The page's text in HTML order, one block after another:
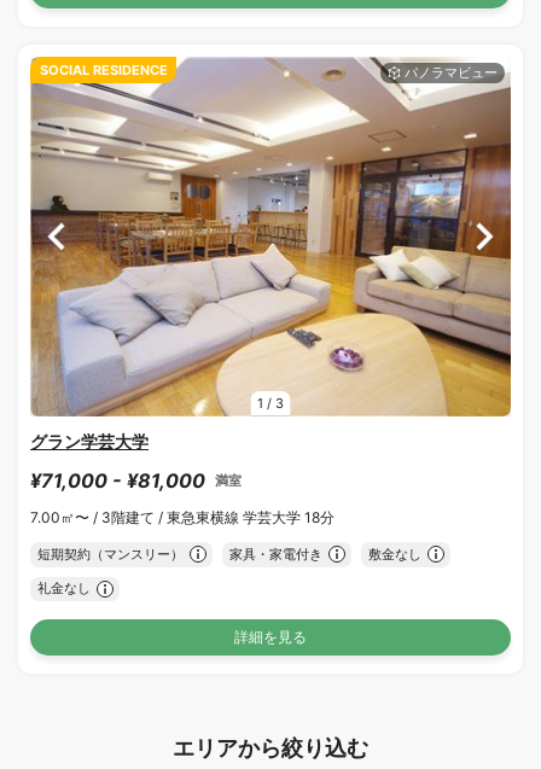
1 / 3
SOCIAL RESIDENCE
グラン学芸大学
¥71,000 - ¥81,000 満室
7.00㎡〜 / 3階建て / 東急東横線 学芸大学 18分
短期契約（マンスリー） 家具・家電付き 敷金なし
礼金なし
詳細を見る
エリアから絞り込む